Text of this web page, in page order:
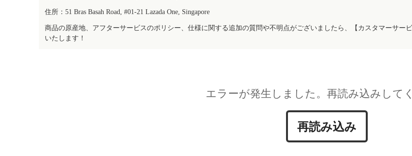
住所：51 Bras Basah Road, #01-21 Lazada One, Singapore
商品の原産地、アフターサービスのポリシー、仕様に関する追加の質問や不明点がございましたら、【カスタマーサー
いたします！
エラーが発生しました。再読み込みして
再読み込み